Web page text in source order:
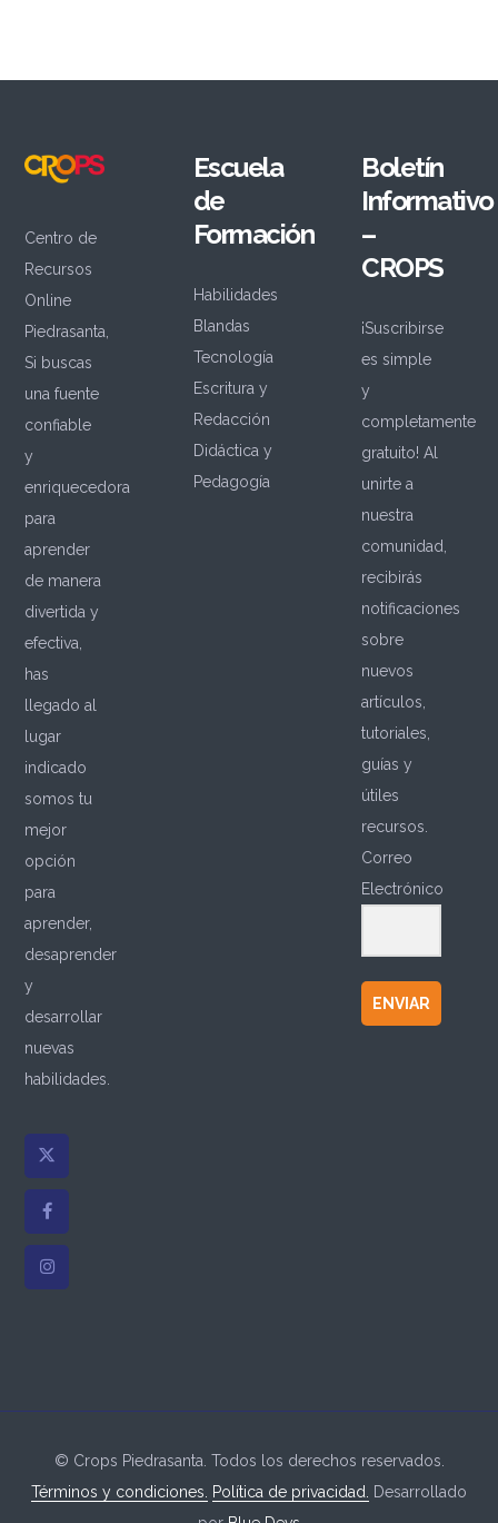
Centro de
Recursos
Online
Piedrasanta,
Si buscas
una fuente
confiable
y
enriquecedora
para
aprender
de manera
divertida y
efectiva,
has
llegado al
lugar
indicado
somos tu
mejor
opción
para
aprender,
desaprender
y
desarrollar
nuevas
habilidades.
Escuela
de
Formación
Habilidades
Blandas
Tecnología
Escritura y
Redacción
Didáctica y
Pedagogía
Boletín
Informativo
–
CROPS
¡Suscribirse
es simple
y
completamente
gratuito! Al
unirte a
nuestra
comunidad,
recibirás
notificaciones
sobre
nuevos
artículos,
tutoriales,
guías y
útiles
recursos.
Correo
Electrónico
ENVIAR
© Crops Piedrasanta. Todos los derechos reservados.
Términos y condiciones. Política de privacidad. Desarrollado